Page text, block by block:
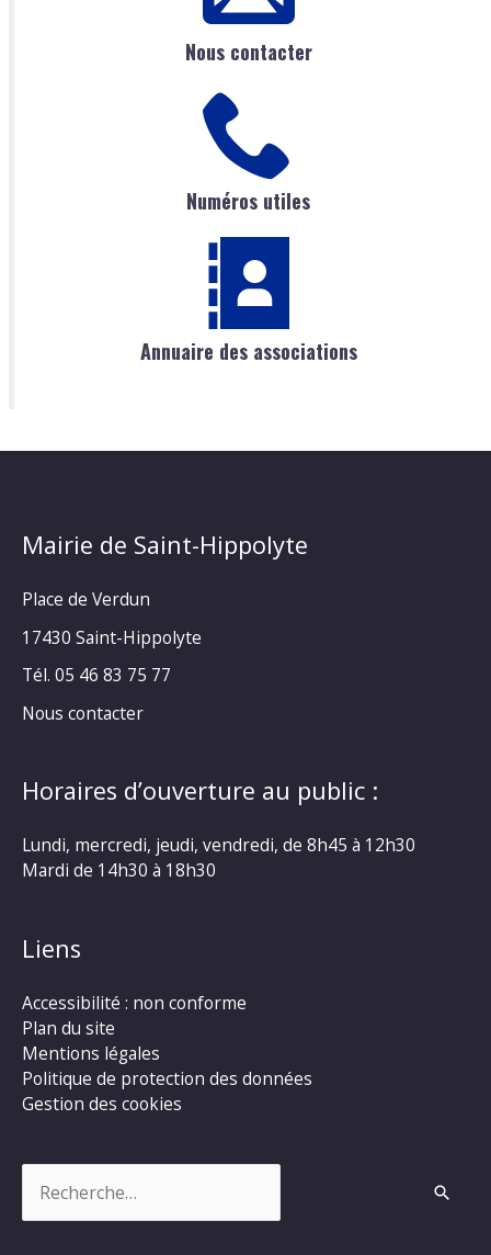
Nous contacter
Numéros utiles
Annuaire des associations
Mairie de Saint-Hippolyte
Place de Verdun
17430 Saint-Hippolyte
Tél. 05 46 83 75 77
Nous contacter
Horaires d’ouverture au public :
Lundi, mercredi, jeudi, vendredi, de 8h45 à 12h30
Mardi de 14h30 à 18h30
Liens
Accessibilité : non conforme
Plan du site
Mentions légales
Politique de protection des données
Gestion des cookies